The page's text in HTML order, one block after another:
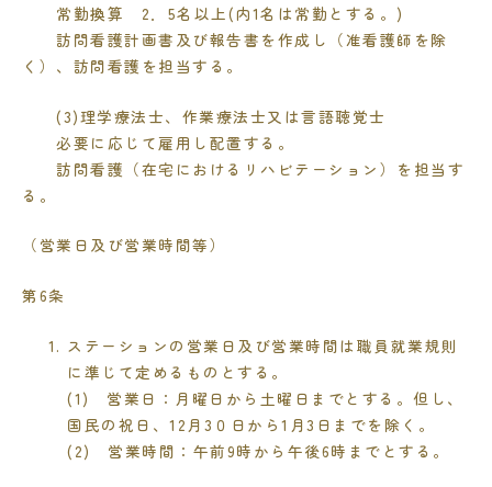
常勤換算 2 5名以上 (内1名は常勤とする。 )
訪問看護計画書及び報告書を作成し（准看護師を除
く）、訪問看護を担当する。
(3)理学療法士、作業療法士又は言語聴覚士
必要に応じて雇用し配置する。
訪問看護（在宅におけるリハビテーション）を担当す
る。
（営業日及び営業時間等）
第6条
ステーションの営業日及び営業時間は職員就業規則
に準じて定めるものとする。
(1) 営業日：月曜日から土曜日までとする。但し、
国民の祝日、12 月 3 ０日から1 月3 日までを除く。
(2) 営業時間：午前9時から午後6時までとする。